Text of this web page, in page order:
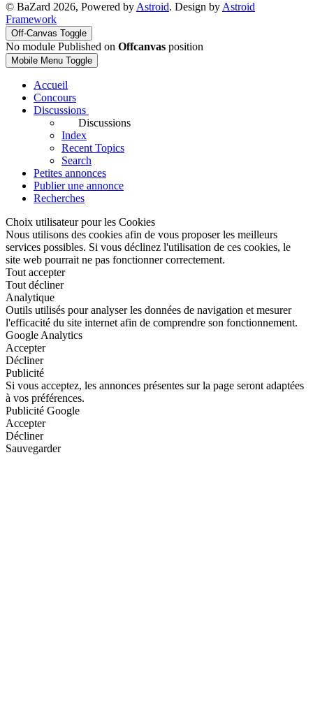
© BaZard 2026, Powered byAstroid. Design byAstroid
Framework
Off-Canvas Toggle
No module Published on Offcanvas position
Mobile Menu Toggle
Accueil
Concours
Discussions
Discussions
Index
Recent Topics
Search
Petites annonces
Publier une annonce
Recherches
Choix utilisateur pour les Cookies
Nous utilisons des cookies afin de vous proposer les meilleurs
services possibles. Si vous déclinez l'utilisation de ces cookies, le
site web pourrait ne pas fonctionner correctement.
Tout accepter
Tout décliner
Analytique
Outils utilisés pour analyser les données de navigation et mesurer
l'efficacité du site internet afin de comprendre son fonctionnement.
Google Analytics
Accepter
Décliner
Publicité
Si vous acceptez, les annonces présentes sur la page seront adaptées
à vos préférences.
Publicité Google
Accepter
Décliner
Sauvegarder